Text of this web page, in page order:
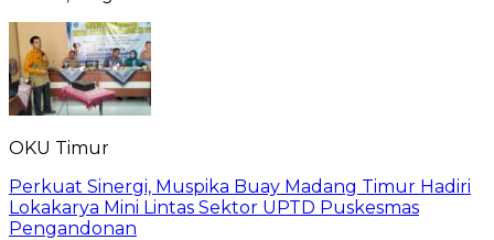
OKU Timur
Perkuat Sinergi, Muspika Buay Madang Timur Hadiri
Lokakarya Mini Lintas Sektor UPTD Puskesmas
Pengandonan